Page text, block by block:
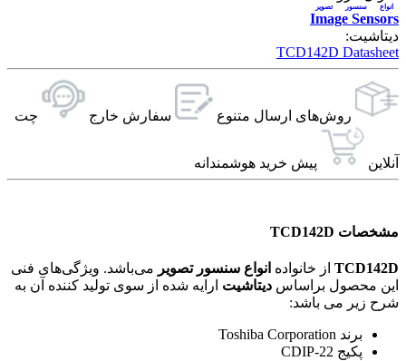
Image Sensors
انواع سنسور تصوير
دیتاشیت:
TCD142D Datasheet
روش‌های ارسال‌ متنوع سفارش خارج چت
آنلاین پیش خرید هوشمندانه
مشخصات TCD142D
TCD142D از خانواده انواع سنسور تصوير می‌باشد. ویژگی‌های فنی
این محصول براساس دیتاشیت ارایه شده از سوی تولید کننده آن به
شرح زیر می باشد:
برند Toshiba Corporation
پکیج CDIP-22